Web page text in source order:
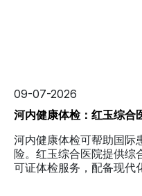
09-07-2026
河内健康体检：红玉综合
河内健康体检可帮助国际
险。红玉综合医院提供综
可证体检服务，配备现代